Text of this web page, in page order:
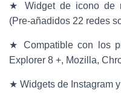
★ Widget de icono de
(Pre-añadidos 22 redes
★ Compatible con los
Explorer 8 +, Mozilla,
★ Widgets de Instagram